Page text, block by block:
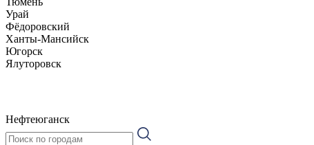
Урай
Фёдоровский
Ханты-Мансийск
Югорск
Ялуторовск
Нефтеюганск